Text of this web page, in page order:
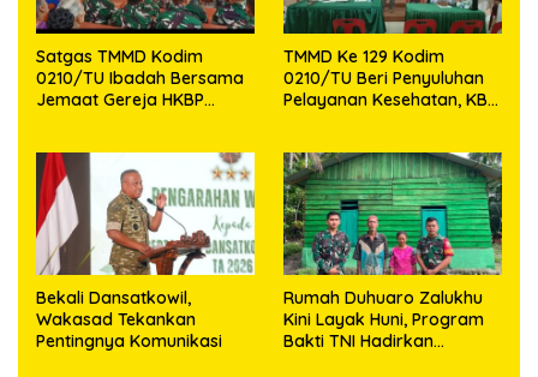
Satgas TMMD Kodim
0210/TU Ibadah Bersama
Jemaat Gereja HKBP
TMMD Ke 129 Kodim
0210/TU Beri Penyuluhan
Pelayanan Kesehatan, KB
Bekali Dansatkowil,
Wakasad Tekankan
Pentingnya Komunikasi
Rumah Duhuaro Zalukhu
Kini Layak Huni, Program
Bakti TNI Hadirkan